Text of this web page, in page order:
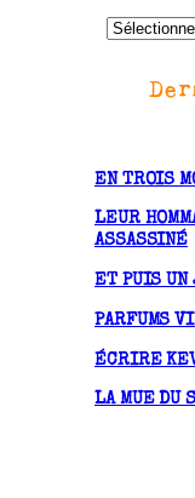
A
v
s
EN TROIS
LEUR
ASSASSINÉ
ET PUIS UN
PARFUMS
ÉCRIRE
LA MUE DU